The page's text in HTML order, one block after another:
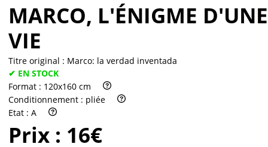
MARCO, L'ÉNIGME D'UNE
VIE
Titre original : Marco: la verdad inventada
✔ EN STOCK
Format : 120x160 cm
Conditionnement : pliée
Etat : A
Prix : 16€